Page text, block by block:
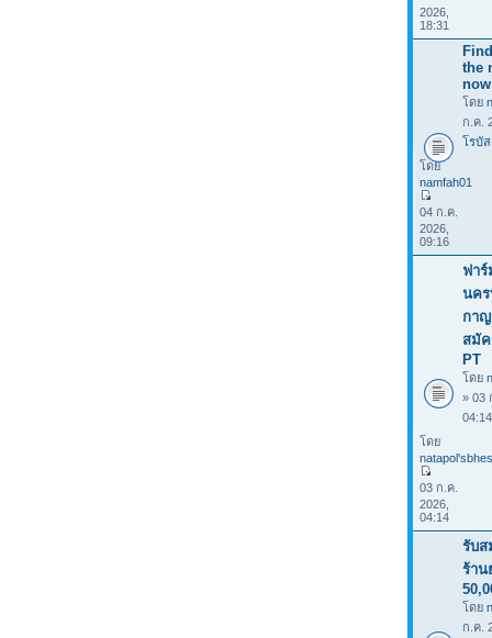
2026,
18:31
the
now
โดย
ก.ค.
โรบั
โดย
namfah01
04 ก.ค.
2026,
09:16
ฟาร์
นค
กาญ
สมัค
PT
โดย
» 03
โดย
03 ก.ค.
2026,
04:14
รับส
ร้าน
โดย
ก.ค.